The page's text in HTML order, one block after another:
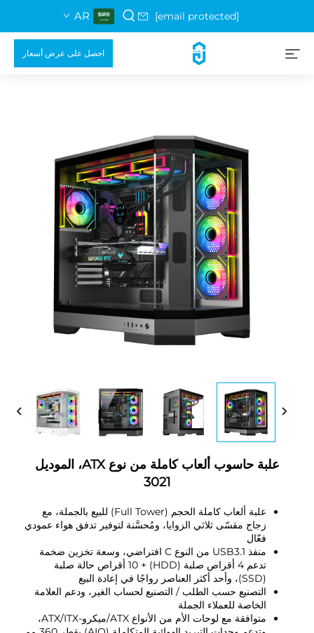
[email protected]
AR
احصل على عرض أسعار
علبة حاسوب ألعاب كاملة من نوع ATX، الموديل
3021
علبة ألعاب كاملة الحجم (Full Tower) للبيع بالجملة، مع
زجاج مقسّى ثلاثي الزوايا، ومُحسَّنة لتوفير تدفق هواء عمودي
فعّال
منفذ USB3.1 من النوع C افتراضي، وسعة تخزين ضخمة
تدعم 4 أقراص صلبة (HDD) + 10 أقراص حالة صلبة
(SSD)، وأحد أكثر العناصر رواجًا في إعادة البيع
التصنيع حسب الطلب / التصنيع لحساب الغير، ودعم العلامة
الخاصة للعملاء الجملة
متوافقة مع لوحات الأم من الأنواع ATX/ميكرو-ATX/ITX،